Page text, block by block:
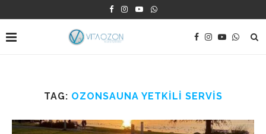
TAG: OZONSAUNA YETKILI SERVIS